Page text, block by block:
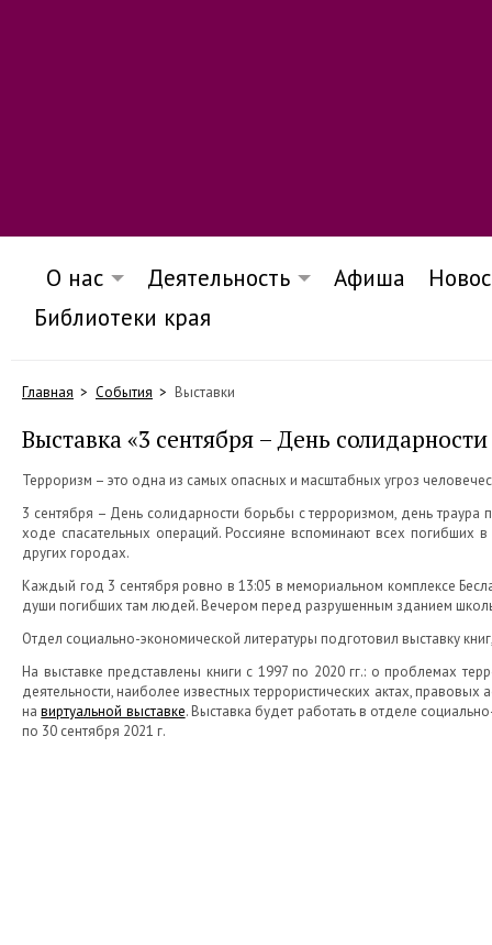
О нас Деятельность Афиша
Библиотеки края
Главная События Выставки
Выставка «3 сентября – День
Терроризм – это одна из самых опасных и масштабных угроз
3 сентября – День солидарности борьбы с терроризмом, день
ходе спасательных операций. Россияне вспоминают всех погибших
других городах.
Каждый год 3 сентября ровно в 13:05 в мемориальном комплексе
души погибших там людей. Вечером перед разрушенным зданием
Отдел социально-экономической литературы подготовил выставку
На выставке представлены книги с 1997 по 2020 гг.: о проблемах
деятельности, наиболее известных террористических актах,
навиртуальной выставке. Выставка будет работать в отделе
по 30 сентября 2021 г.